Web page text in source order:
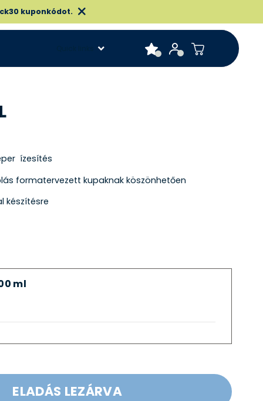
kuponkódot.
ízesítés
formatervezett kupaknak köszönhetően
készítésre
ml
ELADÁS LEZÁRVA